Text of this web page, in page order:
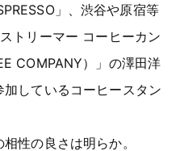
」、渋谷や原宿等
トリーマー コーヒーカン
COMPANY）」の澤田洋
しているコーヒースタン
性の良さは明らか。